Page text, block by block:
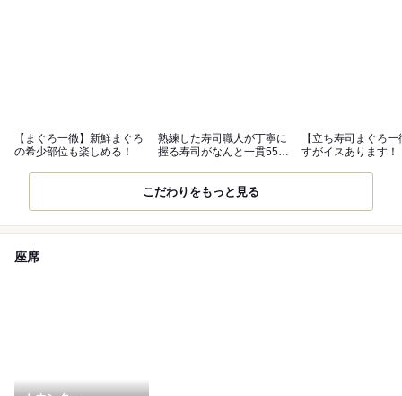
【まぐろ一徹】新鮮まぐろ
の希少部位も楽しめる！
熟練した寿司職人が丁寧に
握る寿司がなんと一貫55円
【立ち寿司まぐろ
すがイスあります！
こだわりをもっと見る
座席